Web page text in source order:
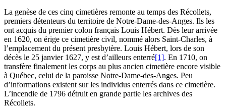
La genèse de ces cinq cimetières remonte au temps des Récollets,
premiers détenteurs du territoire de Notre-Dame-des-Anges. Ils les
ont acquis du premier colon français Louis Hébert. Dès leur arrivée
en 1620, on érige ce cimetière civil, nommé alors Saint-Charles, à
l’emplacement du présent presbytère. Louis Hébert, lors de son
décès le 25 janvier 1627, y est d’ailleurs enterré[1]. En 1710, on
transfère finalement les corps au plus ancien cimetière encore visible
à Québec, celui de la paroisse Notre-Dame-des-Anges. Peu
d’informations existent sur les individus enterrés dans ce cimetière.
L’incendie de 1796 détruit en grande partie les archives des
Récollets.